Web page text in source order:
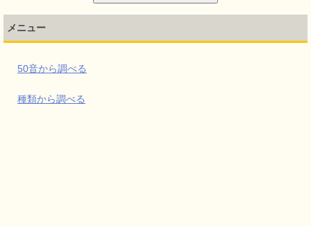
メニュー
50音から調べる
種類から調べる